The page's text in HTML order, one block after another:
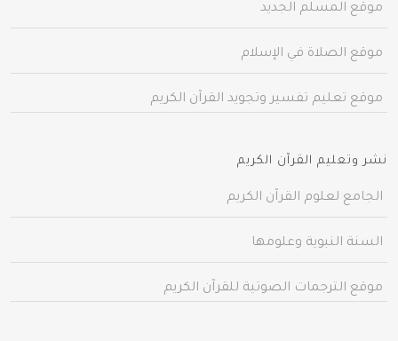
موقع المسلم الجديد
موقع الصلاة في الإسلام
موقع تعليم تفسير وتجويد القرآن الكريم
نشر وتعليم القرآن الكريم
الجامع لعلوم القرآن الكريم
السنة النبوية وعلومها
موقع الترجمات الصوتية للقرآن الكريم